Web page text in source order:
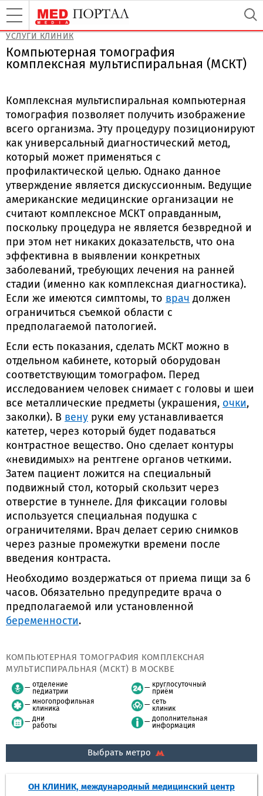
УСЛУГИ КЛИНИК
Компьютерная томография
комплексная мультиспиральная (МСКТ)
Комплексная мультиспиральная компьютерная
томография позволяет получить изображение
всего организма. Эту процедуру позиционируют
как универсальный диагностический метод,
который может применяться с
профилактической целью. Однако данное
утверждение является дискуссионным. Ведущие
американские медицинские организации не
считают комплексное МСКТ оправданным,
поскольку процедура не является безвредной и
при этом нет никаких доказательств, что она
эффективна в выявлении конкретных
заболеваний, требующих лечения на ранней
стадии (именно как комплексная диагностика).
Если же имеются симптомы, то врач должен
ограничиться съемкой области с
предполагаемой патологией.
Если есть показания, сделать МСКТ можно в
отдельном кабинете, который оборудован
соответствующим томографом. Перед
исследованием человек снимает с головы и шеи
все металлические предметы (украшения, очки,
заколки). В вену руки ему устанавливается
катетер, через который будет подаваться
контрастное вещество. Оно сделает контуры
«невидимых» на рентгене органов четкими.
Затем пациент ложится на специальный
подвижный стол, который скользит через
отверстие в туннеле. Для фиксации головы
используется специальная подушка с
ограничителями. Врач делает серию снимков
через разные промежутки времени после
введения контраста.
Необходимо воздержаться от приема пищи за 6
часов. Обязательно предупредите врача о
предполагаемой или установленной
беременности.
КОМПЬЮТЕРНАЯ ТОМОГРАФИЯ КОМПЛЕКСНАЯ
МУЛЬТИСПИРАЛЬНАЯ (МСКТ) В МОСКВЕ
отделение
педиатрии
многопрофильная
клиника
дни
работы
круглосуточный
приём
сеть
клиник
дополнительная
информация
Выбрать метро
ОН КЛИНИК, международный медицинский центр